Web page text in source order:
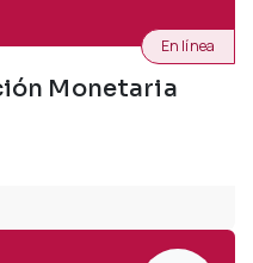
Monetaria
En línea